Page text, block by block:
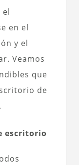
el
en el
y el
Veamos
que
de
escritorio